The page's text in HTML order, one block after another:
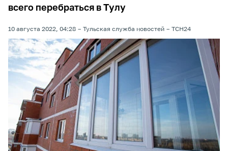
всего перебраться в Тулу
10 августа 2022, 04:28 Тульская служба новостей ТСН24